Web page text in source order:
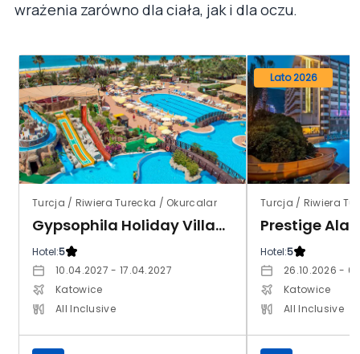
wrażenia zarówno dla ciała, jak i dla oczu.
Turcja / Riwiera Turecka / Okurcalar
Gypsophila Holiday Village
Hotel:5
10.04.2027 - 17.04.2027
Katowice
All Inclusive
Lato 2026
Turcja / Riwiera
Prestige
Hotel:5
26.10.2026 -
Katowice
All Inclusive